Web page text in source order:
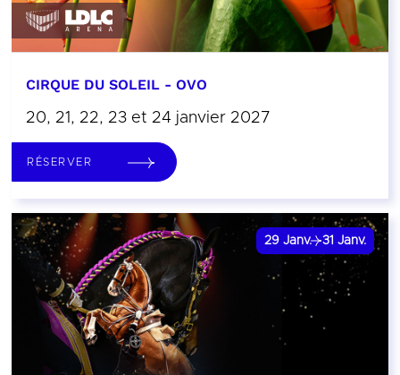
CIRQUE DU SOLEIL - OVO
20, 21, 22, 23 et 24 janvier 2027
RÉSERVER
29 Janv. 31 Janv.